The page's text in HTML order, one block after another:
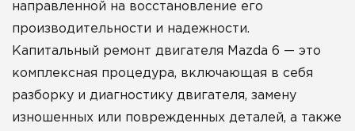
направленной на восстановление его
производительности и надежности.
Капитальный ремонт двигателя Mazda 6 — это
комплексная процедура, включающая в себя
разборку и диагностику двигателя, замену
изношенных или поврежденных деталей, а также